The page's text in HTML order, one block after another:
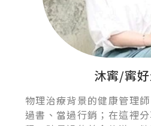
沐寗/寗
物理治療背景的健康管理
過書、當過行銷；在這裡